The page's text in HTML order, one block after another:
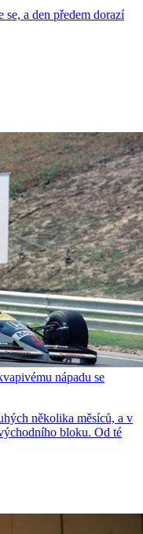
se, a den předem dorazí
nápadu se
několika měsíců, a v
bloku. Od té